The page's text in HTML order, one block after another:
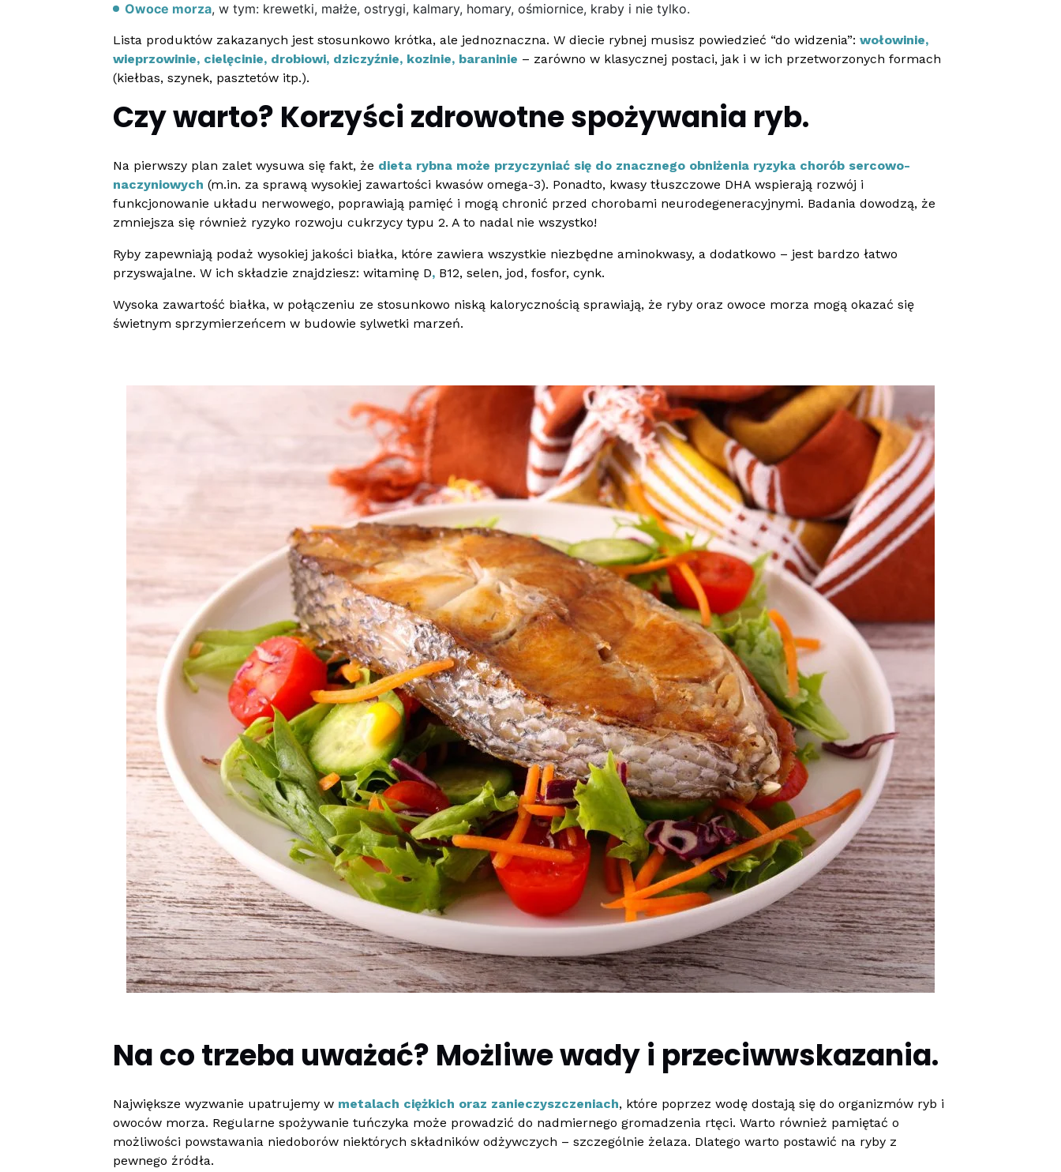
Owoce morza, w tym: krewetki, małże, ostrygi, kalmary, homary, ośmiornice, kraby i nie tylko.
Lista produktów zakazanych jest stosunkowo krótka, ale jednoznaczna. W diecie rybnej musisz powiedzieć “do widzenia”: wołowinie,
wieprzowinie, cielęcinie, drobiowi, dziczyźnie, kozinie, baraninie – zarówno w klasycznej postaci, jak i w ich przetworzonych formach
(kiełbas, szynek, pasztetów itp.).
Czy warto? Korzyści zdrowotne spożywania ryb.
Na pierwszy plan zalet wysuwa się fakt, że dieta rybna może przyczyniać się do znacznego obniżenia ryzyka chorób sercowo-
naczyniowych (m.in. za sprawą wysokiej zawartości kwasów omega-3). Ponadto, kwasy tłuszczowe DHA wspierają rozwój i
funkcjonowanie układu nerwowego, poprawiają pamięć i mogą chronić przed chorobami neurodegeneracyjnymi. Badania dowodzą, że
zmniejsza się również ryzyko rozwoju cukrzycy typu 2. A to nadal nie wszystko!
Ryby zapewniają podaż wysokiej jakości białka, które zawiera wszystkie niezbędne aminokwasy, a dodatkowo – jest bardzo łatwo
przyswajalne. W ich składzie znajdziesz: witaminę D, B12, selen, jod, fosfor, cynk.
Wysoka zawartość białka, w połączeniu ze stosunkowo niską kalorycznością sprawiają, że ryby oraz owoce morza mogą okazać się
świetnym sprzymierzeńcem w budowie sylwetki marzeń.
Na co trzeba uważać? Możliwe wady i przeciwwskazania.
Największe wyzwanie upatrujemy w metalach ciężkich oraz zanieczyszczeniach, które poprzez wodę dostają się do organizmów ryb i
owoców morza. Regularne spożywanie tuńczyka może prowadzić do nadmiernego gromadzenia rtęci. Warto również pamiętać o
możliwości powstawania niedoborów niektórych składników odżywczych – szczególnie żelaza. Dlatego warto postawić na ryby z
pewnego źródła.